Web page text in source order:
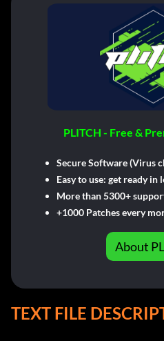
PLITCH - Free &
Secure Software (Virus
Easy to use: get ready in
More than 5300+
+1000 Patches every
About
TEXT FILE